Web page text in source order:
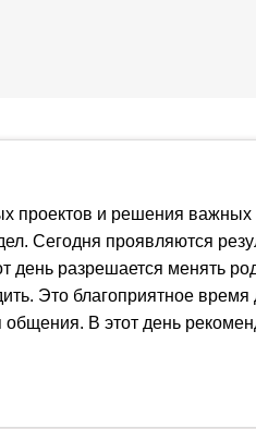
проектов и решения важных
Сегодня проявляются
день разрешается менять
Это благоприятное время
В этот день